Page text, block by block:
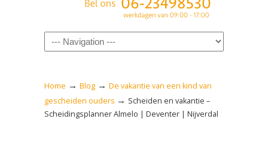
Navigation
Home → Blog → De vakantie van een kind van
gescheiden ouders → Scheiden en vakantie –
Scheidingsplanner Almelo | Deventer | Nijverdal